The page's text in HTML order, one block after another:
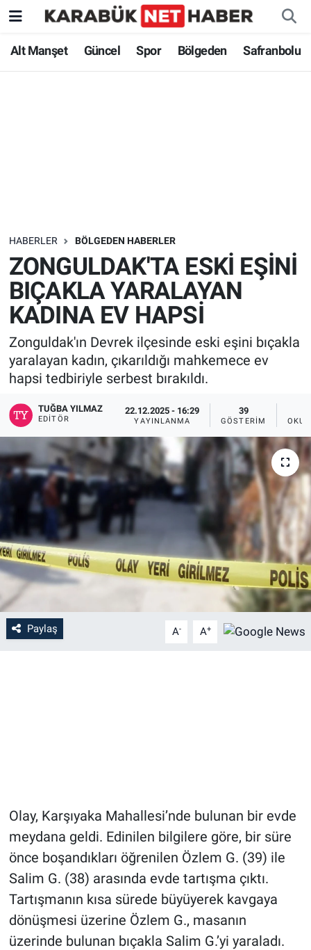
Alt Manşet Güncel Spor Bölgeden Safranbolu
HABERLER BÖLGEDEN HABERLER
ZONGULDAK'TA ESKİ EŞİNİ
BIÇAKLA YARALAYAN
KADINA EV HAPSİ
Zonguldak'ın Devrek ilçesinde eski eşini bıçakla
yaralayan kadın, çıkarıldığı mahkemece ev
hapsi tedbiriyle serbest bırakıldı.
TUĞBA YILMAZ
EDITÖR
22.12.2025 - 16:29
YAYINLANMA
39
GÖSTERIM
Paylaş A- A+
Olay, Karşıyaka Mahallesi’nde bulunan bir evde
meydana geldi. Edinilen bilgilere göre, bir süre
önce boşandıkları öğrenilen Özlem G. (39) ile
Salim G. (38) arasında evde tartışma çıktı.
Tartışmanın kısa sürede büyüyerek kavgaya
dönüşmesi üzerine Özlem G., masanın
üzerinde bulunan bıçakla Salim G.’yi yaraladı.